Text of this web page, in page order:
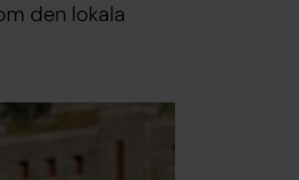
den lokala